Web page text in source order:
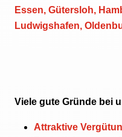
Essen, Gütersloh,
Ludwigshafen,
Viele gute Gründe bei
Attraktive